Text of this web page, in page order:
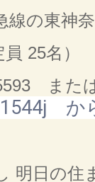
東神奈
25名）
また
か
明日の住